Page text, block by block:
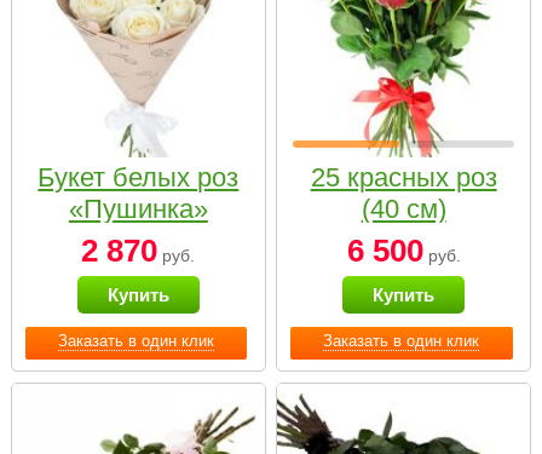
Заказать в один клик
Букет белых роз
«Пушинка»
2 870 руб.
Купить
Заказать в один клик
25 красных роз
(40 см)
6 500руб.
Купить